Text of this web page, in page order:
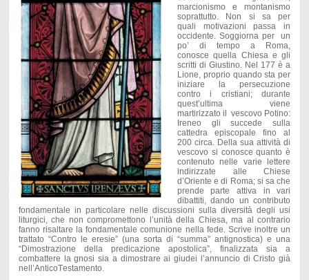
marcionismo e montanismo
soprattutto. Non si sa per
quali motivazioni passa in
occidente. Soggiorna per un
po’ di tempo a Roma,
conosce quella Chiesa e gli
scritti di Giustino. Nel 177 è a
Lione, proprio quando sta per
iniziare la persecuzione
contro i cristiani; durante
quest’ultima viene
martirizzato il vescovo Potino:
Ireneo gli succede sulla
cattedra episcopale fino al
200 circa. Della sua attività di
vescovo si conosce quanto è
contenuto nelle varie lettere
indirizzate alle Chiese
d’Oriente e di Roma; si sa che
prende parte attiva in vari
dibattiti, dando un contributo
fondamentale in particolare nelle discussioni sulla diversità degli usi
liturgici, che non compromettono l’unità della Chiesa, ma al contrario
fanno risaltare la fondamentale comunione nella fede. Scrive inoltre un
trattato “Contro le eresie” (una sorta di “summa” antignostica) e una
“Dimostrazione della predicazione apostolica”, finalizzata sia a
combattere la gnosi sia a dimostrare ai giudei l’annuncio di Cristo già
nell’AnticoTestamento.